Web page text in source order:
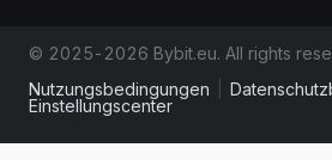
© 2025-2026 Bybit.eu. All rights
Nutzungsbedingungen
Einstellungscenter